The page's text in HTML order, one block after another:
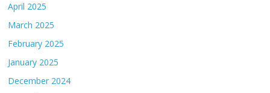
April 2025
March 2025
February 2025
January 2025
December 2024